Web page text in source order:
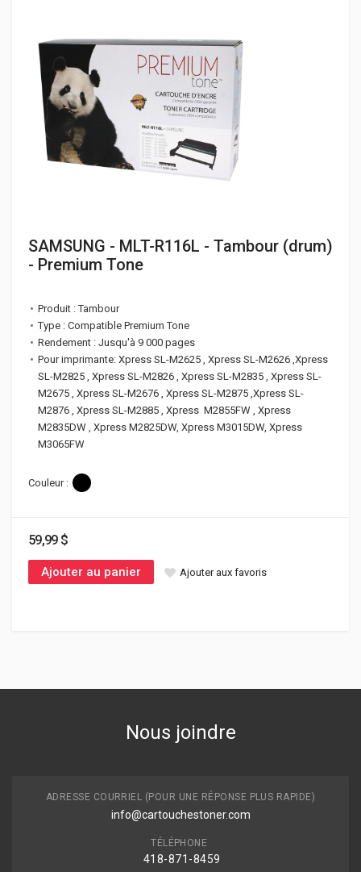
SAMSUNG - MLT-R116L - Tambour (drum)
- Premium Tone
Produit : Tambour
Type : Compatible Premium Tone
Rendement : Jusqu'à 9 000 pages
Pour imprimante: Xpress SL-M2625 , Xpress SL-M2626 ,Xpress
SL-M2825 , Xpress SL-M2826 , Xpress SL-M2835 , Xpress SL-
M2675 , Xpress SL-M2676 , Xpress SL-M2875 ,Xpress SL-
M2876 , Xpress SL-M2885 , Xpress M2855FW , Xpress
M2835DW , Xpress M2825DW, Xpress M3015DW, Xpress
M3065FW
Couleur :
59,99 $
Ajouter au panier Ajouter aux favoris
Nous joindre
ADRESSE COURRIEL (POUR UNE RÉPONSE PLUS RAPIDE)
info@cartouchestoner.com
TÉLÉPHONE
418-871 -8459